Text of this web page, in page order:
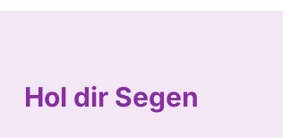
Hol dir Segen